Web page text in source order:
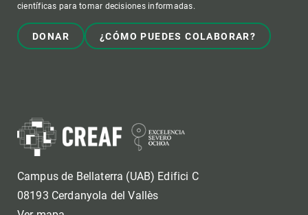
científicas para tomar decisiones informadas.
DONAR ¿CÓMO PUEDES COLABORAR?
Campus de Bellaterra (UAB) Edifici C
08193 Cerdanyola del Vallès